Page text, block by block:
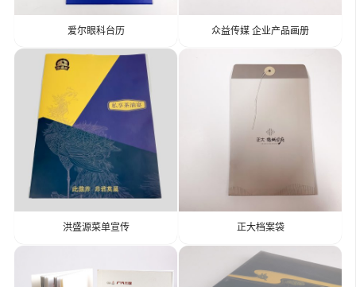
爱尔眼科台历 众益传媒 企业产品画册
洪盛源菜单宣传 正大档案袋